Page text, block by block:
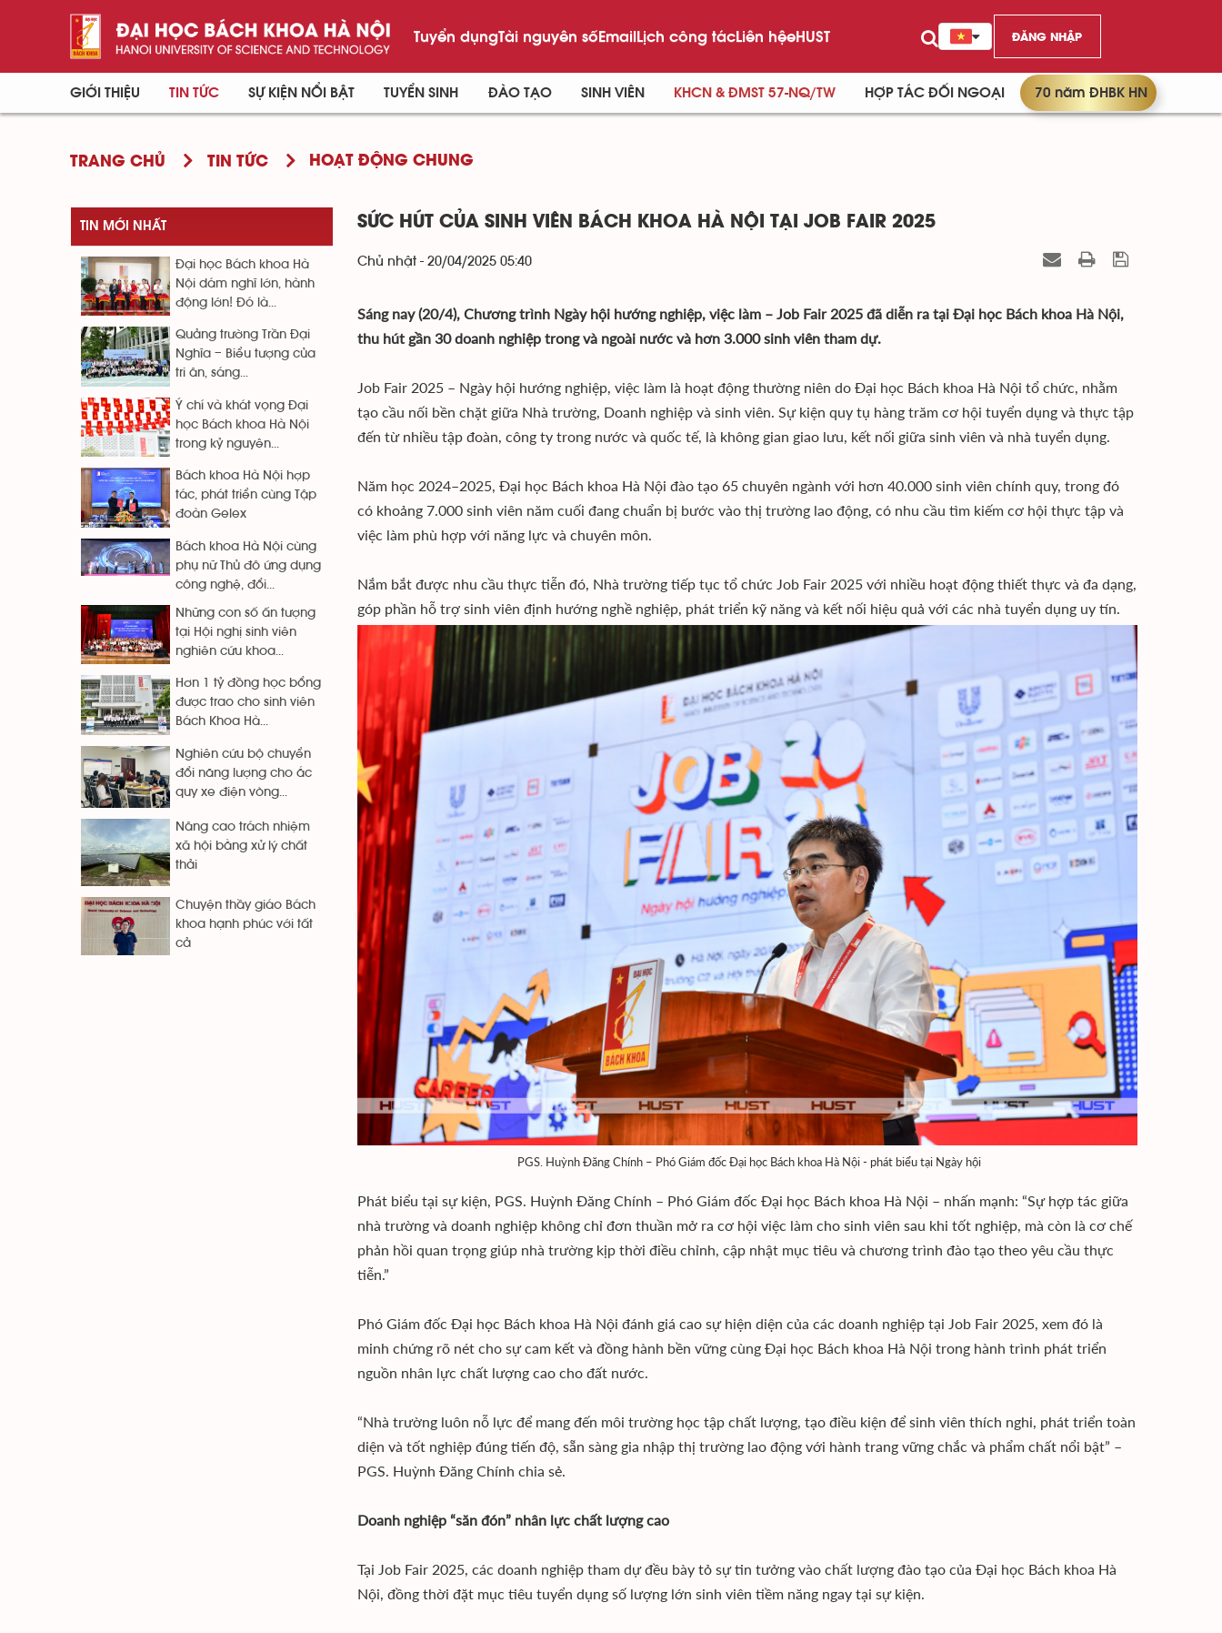
Tuyển dụngTài nguyên sốEmailLịch công tácLiên hệeHUST ĐĂNG NHẬP
GIỚI THIỆU TIN TỨC SỰ KIỆN NỔI BẬT TUYỂN SINH ĐÀO TẠO SINH VIÊN KHCN & ĐMST 57-NQ/TW HỢP TÁC ĐỐI NGOẠI 70 năm ĐHBK HN
TRANG CHỦ TIN TỨC HOẠT ĐỘNG CHUNG
SỨC HÚT CỦA SINH VIÊN BÁCH KHOA HÀ NỘI TẠI JOB FAIR 2025
Chủ nhật - 20/04/2025 05:40
Sáng nay (20/4), Chương trình Ngày hội hướng nghiệp, việc làm – Job Fair 2025 đã diễn ra tại Đại học Bách khoa Hà Nội,
thu hút gần 30 doanh nghiệp trong và ngoài nước và hơn 3.000 sinh viên tham dự.
Job Fair 2025 – Ngày hội hướng nghiệp, việc làm là hoạt động thường niên do Đại học Bách khoa Hà Nội tổ chức, nhằm
tạo cầu nối bền chặt giữa Nhà trường, Doanh nghiệp và sinh viên. Sự kiện quy tụ hàng trăm cơ hội tuyển dụng và thực tập
đến từ nhiều tập đoàn, công ty trong nước và quốc tế, là không gian giao lưu, kết nối giữa sinh viên và nhà tuyển dụng.
Năm học 2024–2025, Đại học Bách khoa Hà Nội đào tạo 65 chuyên ngành với hơn 40.000 sinh viên chính quy, trong đó
có khoảng 7.000 sinh viên năm cuối đang chuẩn bị bước vào thị trường lao động, có nhu cầu tìm kiếm cơ hội thực tập và
việc làm phù hợp với năng lực và chuyên môn.
Nắm bắt được nhu cầu thực tiễn đó, Nhà trường tiếp tục tổ chức Job Fair 2025 với nhiều hoạt động thiết thực và đa dạng,
góp phần hỗ trợ sinh viên định hướng nghề nghiệp, phát triển kỹ năng và kết nối hiệu quả với các nhà tuyển dụng uy tín.
PGS. Huỳnh Đăng Chính – Phó Giám đốc Đại học Bách khoa Hà Nội - phát biểu tại Ngày hội
Phát biểu tại sự kiện, PGS. Huỳnh Đăng Chính – Phó Giám đốc Đại học Bách khoa Hà Nội – nhấn mạnh: “Sự hợp tác giữa
nhà trường và doanh nghiệp không chỉ đơn thuần mở ra cơ hội việc làm cho sinh viên sau khi tốt nghiệp, mà còn là cơ chế
phản hồi quan trọng giúp nhà trường kịp thời điều chỉnh, cập nhật mục tiêu và chương trình đào tạo theo yêu cầu thực
tiễn.”
Phó Giám đốc Đại học Bách khoa Hà Nội đánh giá cao sự hiện diện của các doanh nghiệp tại Job Fair 2025, xem đó là
minh chứng rõ nét cho sự cam kết và đồng hành bền vững cùng Đại học Bách khoa Hà Nội trong hành trình phát triển
nguồn nhân lực chất lượng cao cho đất nước.
“Nhà trường luôn nỗ lực để mang đến môi trường học tập chất lượng, tạo điều kiện để sinh viên thích nghi, phát triển toàn
diện và tốt nghiệp đúng tiến độ, sẵn sàng gia nhập thị trường lao động với hành trang vững chắc và phẩm chất nổi bật” –
PGS. Huỳnh Đăng Chính chia sẻ.
Doanh nghiệp “săn đón” nhân lực chất lượng cao
Tại Job Fair 2025, các doanh nghiệp tham dự đều bày tỏ sự tin tưởng vào chất lượng đào tạo của Đại học Bách khoa Hà
Nội, đồng thời đặt mục tiêu tuyển dụng số lượng lớn sinh viên tiềm năng ngay tại sự kiện.
TIN MỚI NHẤT
Đại học Bách khoa Hà
Nội dám nghĩ lớn, hành
động lớn! Đó là...
Quảng trường Trần Đại
Nghĩa – Biểu tượng của
tri ân, sáng...
Ý chí và khát vọng Đại
học Bách khoa Hà Nội
trong kỷ nguyên...
Bách khoa Hà Nội hợp
tác, phát triển cùng Tập
đoàn Gelex
Bách khoa Hà Nội cùng
phụ nữ Thủ đô ứng dụng
công nghệ, đổi...
Những con số ấn tượng
tại Hội nghị sinh viên
nghiên cứu khoa...
Hơn 1 tỷ đồng học bổng
được trao cho sinh viên
Bách Khoa Hà...
Nghiên cứu bộ chuyển
đổi năng lượng cho ắc
quy xe điện vòng...
Nâng cao trách nhiệm
xã hội bằng xử lý chất
thải
Chuyện thầy giáo Bách
khoa hạnh phúc với tất
cả